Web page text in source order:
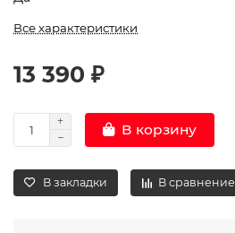
Все характеристики
13 390 ₽
В корзину
В закладки В сравнение